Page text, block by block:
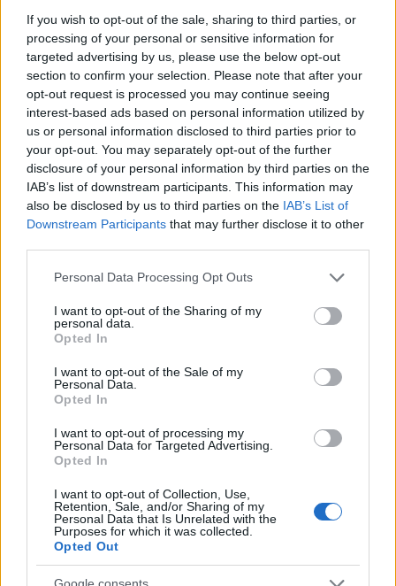
If you wish to opt-out of the sale, sharing to third parties, or
processing of your personal or sensitive information for
targeted advertising by us, please use the below opt-out
section to confirm your selection. Please note that after your
opt-out request is processed you may continue seeing
interest-based ads based on personal information utilized by
us or personal information disclosed to third parties prior to
your opt-out. You may separately opt-out of the further
disclosure of your personal information by third parties on the
IAB’s list of downstream participants. This information may
also be disclosed by us to third parties on the IAB’s List of
Downstream Participants that may further disclose it to other
Please note that this website/app uses one or more Google
not limited to your visit or usage behaviour. You may click to
grant or deny consent to Google and its third-party tags to
use your data for below specified purposes in below Google
consent section.
Personal Data Processing Opt Outs
I want to opt-out of the Sharing of my
personal data.
Opted In
I want to opt-out of the Sale of my
Personal Data.
Opted In
I want to opt-out of processing my
Personal Data for Targeted Advertising.
Opted In
I want to opt-out of Collection, Use,
Retention, Sale, and/or Sharing of my
Personal Data that Is Unrelated with the
Purposes for which it was collected.
Opted Out
scoprire le nuove voci che stanno emergendo nel
mondo della moda.
AUTORE
Staff